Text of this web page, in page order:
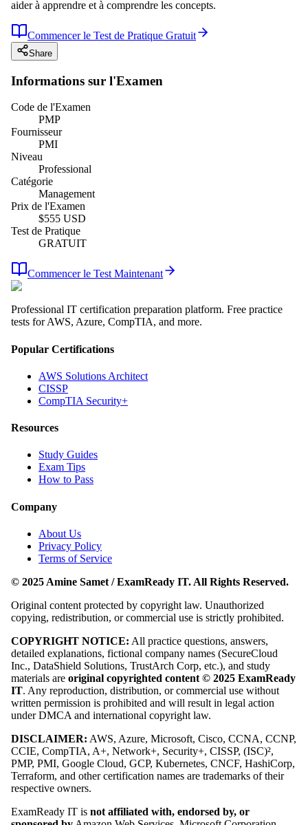
aider à apprendre et à comprendre les concepts.
Commencer le Test de Pratique Gratuit
Share
Informations sur l'Examen
Code de l'Examen
PMP
Fournisseur
PMI
Niveau
Professional
Catégorie
Management
Prix de l'Examen
$555 USD
Test de Pratique
GRATUIT
Commencer le Test Maintenant
Professional IT certification preparation platform. Free practice
tests for AWS, Azure, CompTIA, and more.
Popular Certifications
AWS Solutions Architect
CISSP
CompTIA Security+
Resources
Study Guides
Exam Tips
How to Pass
Company
About Us
Privacy Policy
Terms of Service
© 2025 Amine Samet / ExamReady IT. All Rights Reserved.
Original content protected by copyright law. Unauthorized
copying, redistribution, or commercial use is strictly prohibited.
COPYRIGHT NOTICE: All practice questions, answers,
detailed explanations, fictional company names (SecureCloud
Inc., DataShield Solutions, TrustArch Corp, etc.), and study
materials are original copyrighted content © 2025 ExamReady
IT. Any reproduction, distribution, or commercial use without
written permission is prohibited and will result in legal action
under DMCA and international copyright law.
DISCLAIMER: AWS, Azure, Microsoft, Cisco, CCNA, CCNP,
CCIE, CompTIA, A+, Network+, Security+, CISSP, (ISC)²,
PMP, PMI, Google Cloud, GCP, Kubernetes, CNCF, HashiCorp,
Terraform, and other certification names are trademarks of their
respective owners.
ExamReady IT is not affiliated with, endorsed by, or